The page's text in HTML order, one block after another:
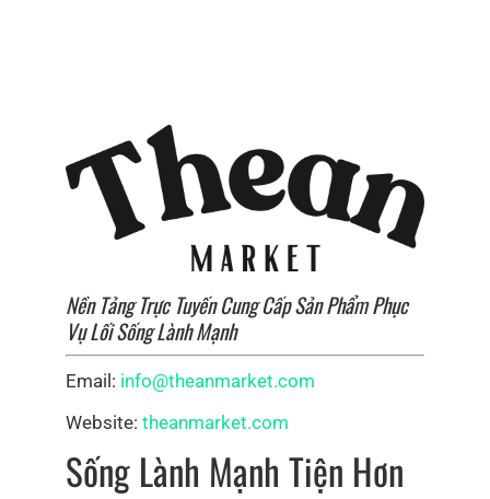
Nền Tảng Trực Tuyến Cung Cấp Sản Phẩm Phục
Vụ Lối Sống Lành Mạnh
Email: info@theanmarket.com
Website: theanmarket.com
Sống Lành Mạnh Tiện Hơn